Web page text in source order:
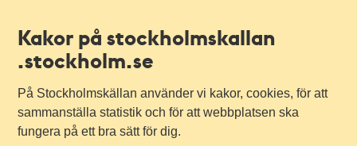
Kakor på stockholmskallan
.stockholm.se
På Stockholmskällan använder vi kakor, cookies, för att
sammanställa statistik och för att webbplatsen ska
fungera på ett bra sätt för dig.